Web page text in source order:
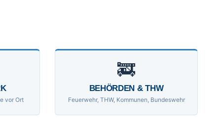
vor Ort
🚒
BEHÖRDEN & THW
Feuerwehr, THW, Kommunen, Bundeswehr